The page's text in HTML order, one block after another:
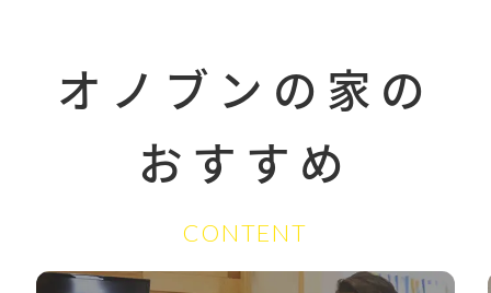
オノブンの家の
おすすめ
CONTENT